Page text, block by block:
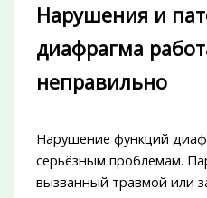
Нарушения и
диафрагма
неправильно
Нарушение функций
серьёзным проблемам.
вызванный травмой или